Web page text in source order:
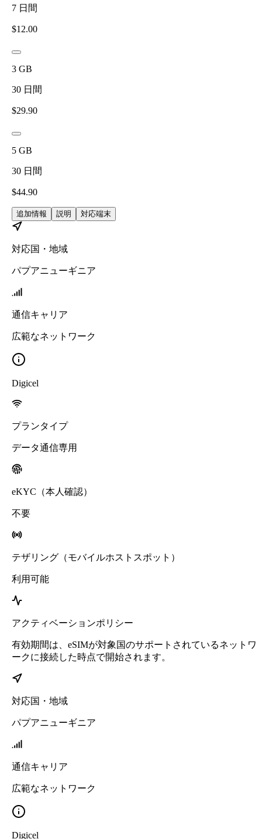
7 日間
$12.00
3 GB
30 日間
$29.90
5 GB
30 日間
$44.90
追加情報 説明 対応端末
対応国・地域
パプアニューギニア
通信キャリア
広範なネットワーク
Digicel
プランタイプ
データ通信専用
eKYC（本人確認）
不要
テザリング（モバイルホストスポット）
利用可能
アクティベーションポリシー
有効期間は、eSIMが対象国のサポートされているネットワ
ークに接続した時点で開始されます。
対応国・地域
パプアニューギニア
通信キャリア
広範なネットワーク
Digicel